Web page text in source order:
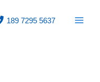
189 7295 5637